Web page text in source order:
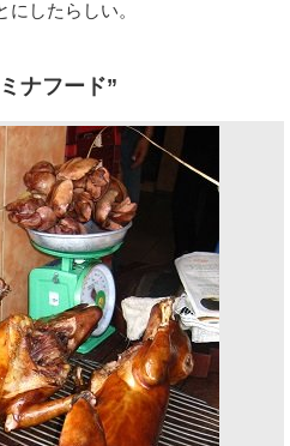
したらしい。
ナフード”